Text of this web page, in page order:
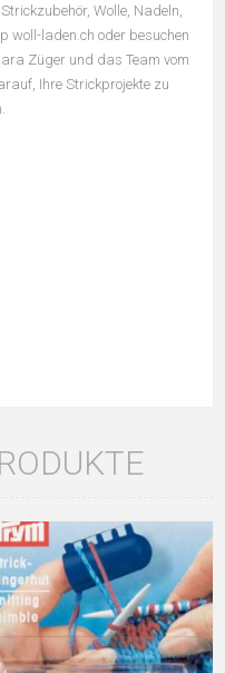
Wolle, Nadeln,
woll-laden.ch oder besuchen
Züger und das Team vom
Ihre Strickprojekte zu